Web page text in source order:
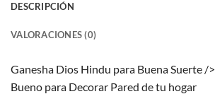
DESCRIPCIÓN
VALORACIONES (0)
Ganesha Dios Hindu para Buena Suerte />
Bueno para Decorar Pared de tu hogar